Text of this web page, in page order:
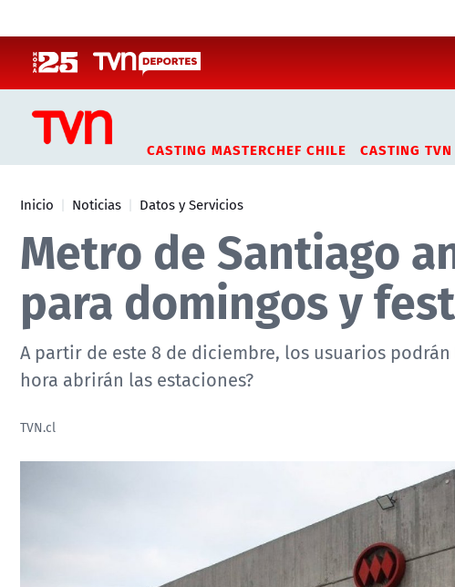
CASTING MASTERCHEF CHILE CASTING
Inicio Noticias Datos y Servicios
Metro de Santiago
para domingos y
A partir de este 8 de diciembre, los usuarios
hora abrirán las estaciones?
TVN.cl